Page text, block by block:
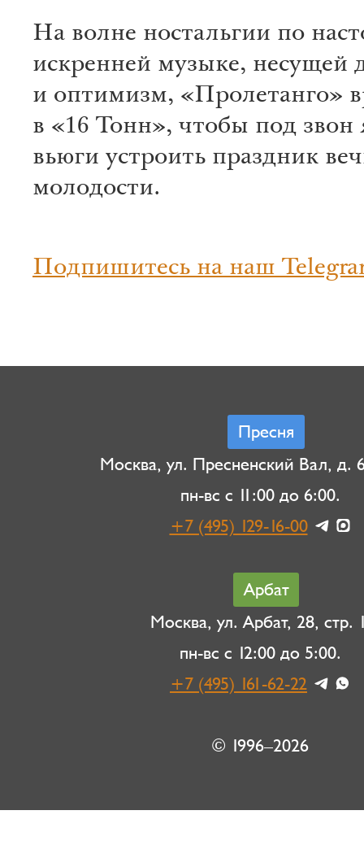
На волне ностальгии по
искренней музыке, несущей
и оптимизм, «Пролетанго»
в «16 Тонн», чтобы под звон
вьюги устроить праздник
молодости.
Подпишитесь на наш
Пресня
Москва, ул. Пресненский Вал, д.
пн-вс с 11:00 до 6:00.
+7 (495) 129-16-00
Арбат
Москва, ул. Арбат, 28, стр.
пн-вс с 12:00 до 5:00.
+7 (495) 161-62-22
© 1996–2026